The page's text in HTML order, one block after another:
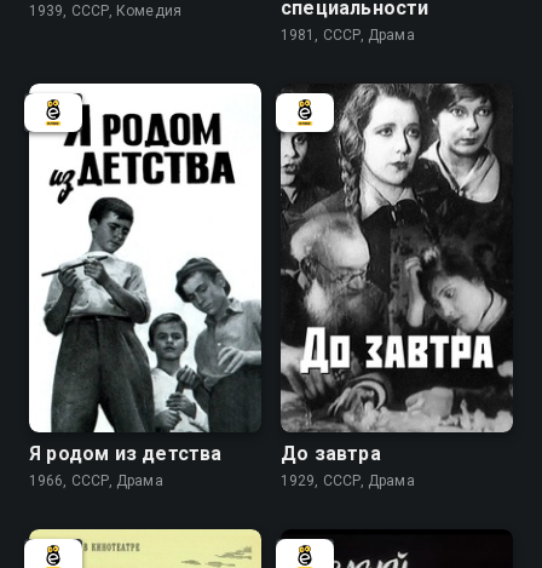
1939, СССР, Комедия
специальности
1981, СССР, Драма
7.3
Я родом из детства
1966, СССР, Драма
До завтра
1929, СССР, Драма